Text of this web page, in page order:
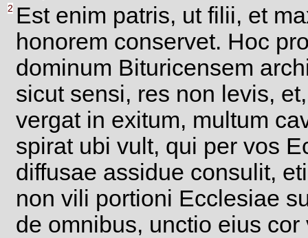
2 Est enim patris, ut filii, et
honorem conservet. Hoc
dominum Bituricensem
sicut sensi, res non levis,
vergat in exitum, multum
spirat ubi vult, qui per vos
diffusae assidue consulit,
non vili portioni Ecclesiae
de omnibus, unctio eius